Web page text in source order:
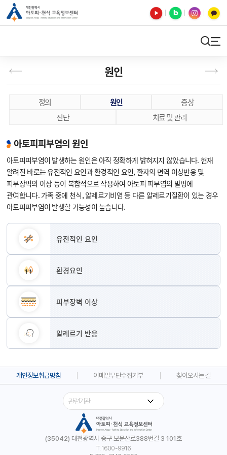
원인
정의 원인
증상
진단
치료 및 관리
아토피피부염의 원인
아토피피부염이 발생하는 원인은 아직 정확하게 밝혀지지 않았습니다. 현재
알려진 바로는 유전적인 요인과 환경적인 요인, 환자의 면역 이상반응 및
피부장벽의 이상 등이 복합적으로 작용하여 아토피 피부염의 발병에
관여합니다. 가족 중에 천식, 알레르기비염 등 다른 알레르기질환이 있는 경우
아토피피부염이 발생할 가능성이 높습니다.
유전적인 요인
환경요인
피부장벽 이상
알레르기 반응
개인정보취급방침 이메일무단수집거부 찾아오시는 길
(35042) 대전광역시 중구 보문산로388번길 3 101호
T. 1600-9916